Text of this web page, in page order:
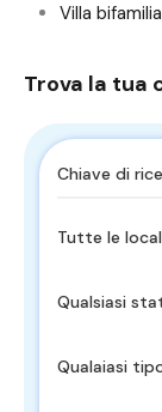
Villa
Trova la tua
Tutte le
Qualsiasi
Qualaiasi